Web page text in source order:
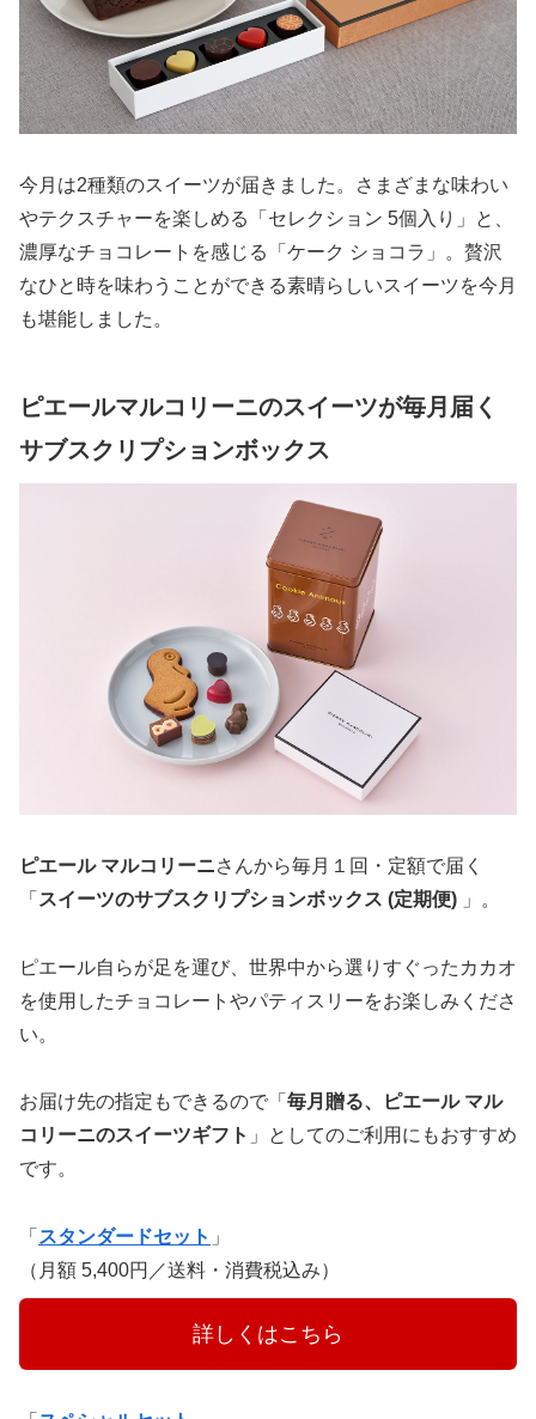
今月は2種類のスイーツが届きました。さまざまな味わい
やテクスチャーを楽しめる「セレクション 5個入り」と、
濃厚なチョコレートを感じる「ケーク ショコラ」。贅沢
なひと時を味わうことができる素晴らしいスイーツを今月
も堪能しました。
ピエールマルコリーニのスイーツが毎月届く
サブスクリプションボックス
ピエール マルコリーニさんから毎月１回・定額で届く
「 スイーツのサブスクリプションボックス (定期便) 」。
ピエール自らが足を運び、世界中から選りすぐったカカオ
を使用したチョコレートやパティスリーをお楽しみくださ
い。
お届け先の指定もできるので「 毎月贈る、ピエール マル
コリーニのスイーツギフト 」としてのご利用にもおすすめ
です。
「 スタンダードセット 」
（月額 5,400円／送料・消費税込み）
詳しくはこちら